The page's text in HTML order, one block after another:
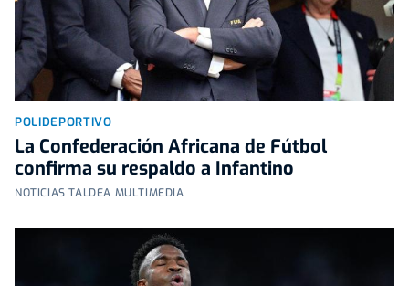
POLIDEPORTIVO
La Confederación Africana de Fútbol
confirma su respaldo a Infantino
NOTICIAS TALDEA MULTIMEDIA